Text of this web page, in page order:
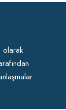
olarak